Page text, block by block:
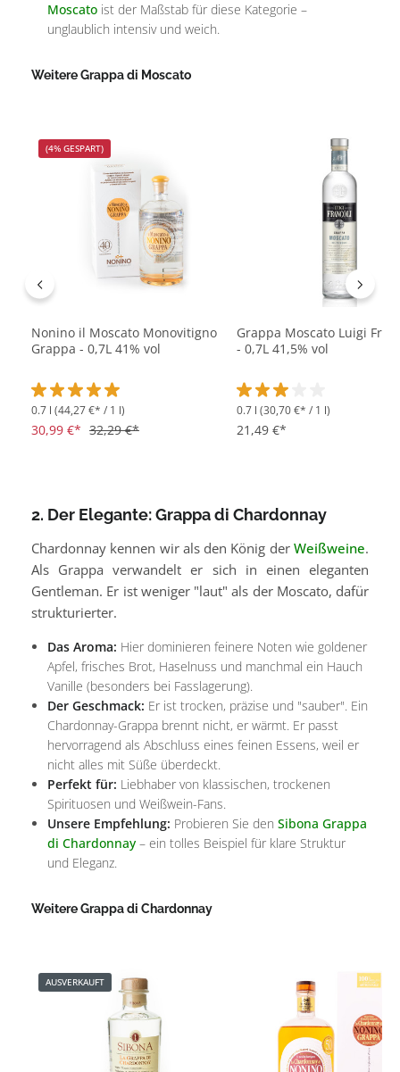
Moscato ist der Maßstab für diese Kategorie –
unglaublich intensiv und weich.
Weitere Grappa di Moscato
Produktgalerie überspringen
(4% GESPART)
Nonino il Moscato Monovitigno
Grappa - 0,7L 41% vol
Durchschnittliche Bewertung von 5 von 5 Sternen
0.7 l (44,27 €* / 1 l)
30,99 €* 32,29 €*
Grappa Moscato Luigi
- 0,7L 41,5% vol
Durchschnittliche
0.7 l (30,70 €* / 1 l)
21,49 €*
2. Der Elegante: Grappa di Chardonnay
Chardonnay kennen wir als den König der Weißweine.
Als Grappa verwandelt er sich in einen eleganten
Gentleman. Er ist weniger "laut" als der Moscato, dafür
strukturierter.
Das Aroma: Hier dominieren feinere Noten wie goldener
Apfel, frisches Brot, Haselnuss und manchmal ein Hauch
Vanille (besonders bei Fasslagerung).
Der Geschmack: Er ist trocken, präzise und "sauber". Ein
Chardonnay-Grappa brennt nicht, er wärmt. Er passt
hervorragend als Abschluss eines feinen Essens, weil er
nicht alles mit Süße überdeckt.
Perfekt für: Liebhaber von klassischen, trockenen
Spirituosen und Weißwein-Fans.
Unsere Empfehlung: Probieren Sie den Sibona Grappa
di Chardonnay – ein tolles Beispiel für klare Struktur
und Eleganz.
Weitere Grappa di Chardonnay
Produktgalerie überspringen
AUSVERKAUFT